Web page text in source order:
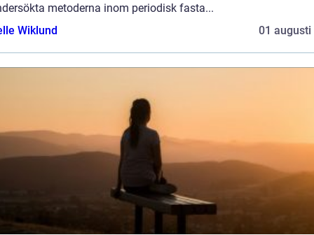
metoderna inom periodisk fasta...
Wiklund
01 augusti